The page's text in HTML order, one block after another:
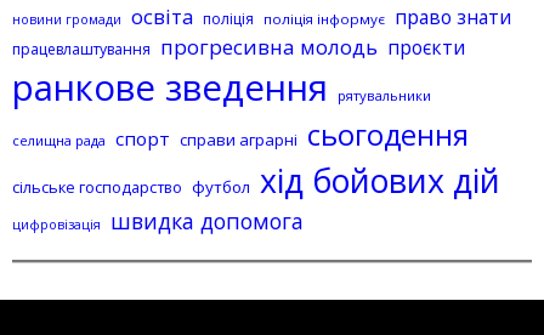
новини громади освіта поліція поліція інформує право знати
працевлаштування прогресивна молодь проєкти
ранкове зведення рятувальники
селищна рада спорт справи аграрні сьогодення
сільське господарство футбол хід бойових дій
цифровізація швидка допомога